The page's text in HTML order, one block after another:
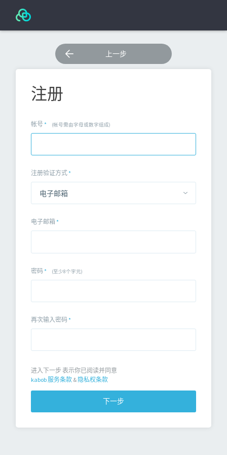
上一步
注册
帐号 * (帐号需由字母或数字组成)
注册验证方式*
电子邮箱*
密码* (至少8个字元)
再次输入密码*
进入下一步 表示你已阅读并同意
kabob 服务条款 & 隐私权条款